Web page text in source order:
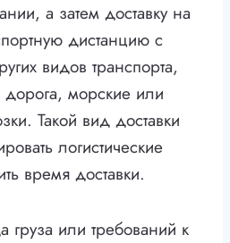
а затем доставку на
дистанцию с
видов транспорта,
дорога, морские или
Такой вид доставки
логистические
время доставки.
груза или требований к